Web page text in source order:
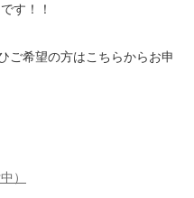
す！！
ご希望の方はこちらからお申
）